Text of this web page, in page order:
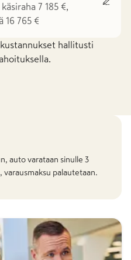
7 185 €,
16 765 €
hallitusti
auto varataan sinulle 3
varausmaksu palautetaan.